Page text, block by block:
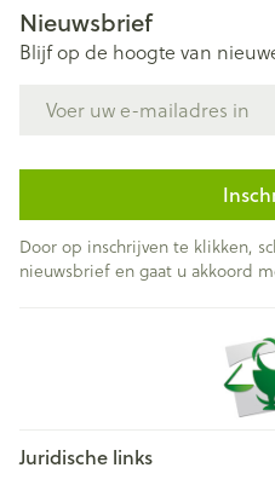
Nieuwsbrief
Blijf op de hoogte van
Door op inschrijven te klikken,
nieuwsbrief en gaat u akkoord
Juridische links